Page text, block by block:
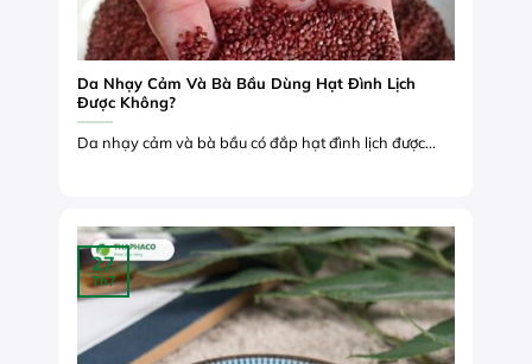
Da Nhạy Cảm Và Bà Bầu Dùng Hạt Đình Lịch
Được Không?
Da nhạy cảm và bà bầu có đắp hạt đình lịch được...
27
Th7